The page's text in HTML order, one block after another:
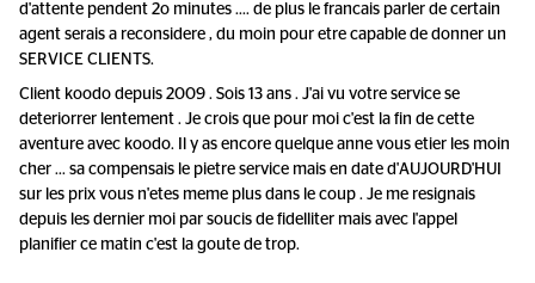
d'attente pendent 2o minutes .... de plus le francais parler de certain
agent serais a reconsidere , du moin pour etre capable de donner un
SERVICE CLIENTS.
Client koodo depuis 2009 . Sois 13 ans . J'ai vu votre service se
deteriorrer lentement . Je crois que pour moi c'est la fin de cette
aventure avec koodo. Il y as encore quelque anne vous etier les moin
cher ... sa compensais le pietre service mais en date d'AUJOURD'HUI
sur les prix vous n'etes meme plus dans le coup . Je me resignais
depuis les dernier moi par soucis de fidelliter mais avec l'appel
planifier ce matin c'est la goute de trop.